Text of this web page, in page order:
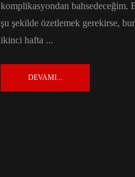
komplikasyondan bahsedeceğim.
şu şekilde özetlemek gerekirse,
ikinci hafta ...
DEVAMI...